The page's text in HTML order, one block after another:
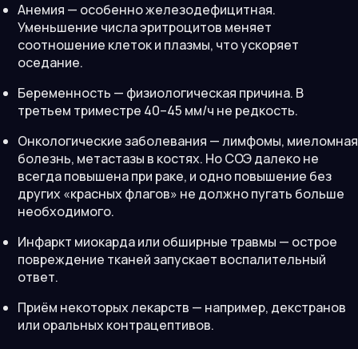
Анемия — особенно железодефицитная.
Уменьшение числа эритроцитов меняет
соотношение клеток и плазмы, что ускоряет
оседание.
Беременность — физиологическая причина. В
третьем триместре 40–45 мм/ч не редкость.
Онкологические заболевания — лимфомы, миеломная
болезнь, метастазы в костях. Но СОЭ далеко не
всегда повышена при раке, и одно повышение без
других «красных флагов» не должно пугать больше
необходимого.
Инфаркт миокарда или обширные травмы — острое
повреждение тканей запускает воспалительный
ответ.
Приём некоторых лекарств — например, декстранов
или оральных контрацептивов.